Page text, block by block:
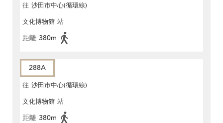
往 沙田市中心(循環線)
文化博物館 站
距離 380m
288A
往 沙田市中心(循環線)
文化博物館 站
距離 380m